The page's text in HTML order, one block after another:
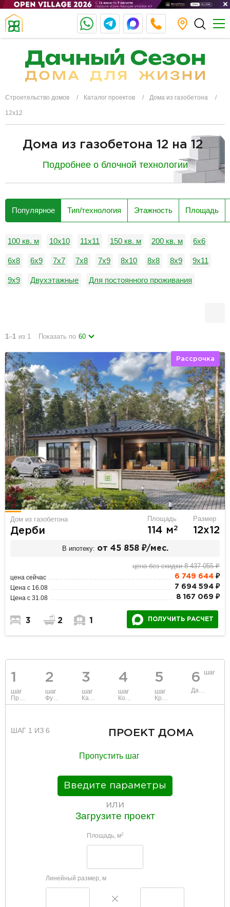
Строительство домов Каталог проектов Дома из газобетона
12x12
Дома из газобетона 12 на 12
Подробнее о блочной технологии
Популярное Тип/технология Этажность Площадь
100 кв. м 10x10 11x11 150 кв. м 200 кв. м 6x6
6x8 6x9 7x7 7x8 7x9 8x10 8x8 8x9 9x11
9x9 Двухэтажные Для постоянного проживания
1–1 из 1 Показать по 60
Рассрочка
Дом из газобетона
Дерби
Площадь
114 м2
Размер
12х12
В ипотеку: от 45 858 ₽/мес.
цена без скидки 8 437 055 ₽
цена сейчас 6 749 644₽
Цена с 16.08 7 694 594 ₽
Цена с 31.08 8 167 069 ₽
3 2 1 ПОЛУЧИТЬ РАСЧЕТ
1
шаг
Проект
2
шаг
Фундамент
3
шаг
Каркас и стены
4
шаг
Коммуникации
5
шаг
Крыша
6 шаг
Данные
ШАГ 1 ИЗ 6 ПРОЕКТ ДОМА
Пропустить шаг
Введите параметры
или
Загрузите проект
Площадь, м2
Линейный размер, м